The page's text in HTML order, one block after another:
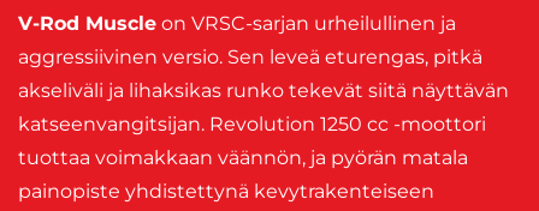
V-Rod Muscle on VRSC-sarjan urheilullinen ja
aggressiivinen versio. Sen leveä eturengas, pitkä
akseliväli ja lihaksikas runko tekevät siitä näyttävän
katseenvangitsijan. Revolution 1250 cc -moottori
tuottaa voimakkaan väännön, ja pyörän matala
painopiste yhdistettynä kevytrakenteiseen